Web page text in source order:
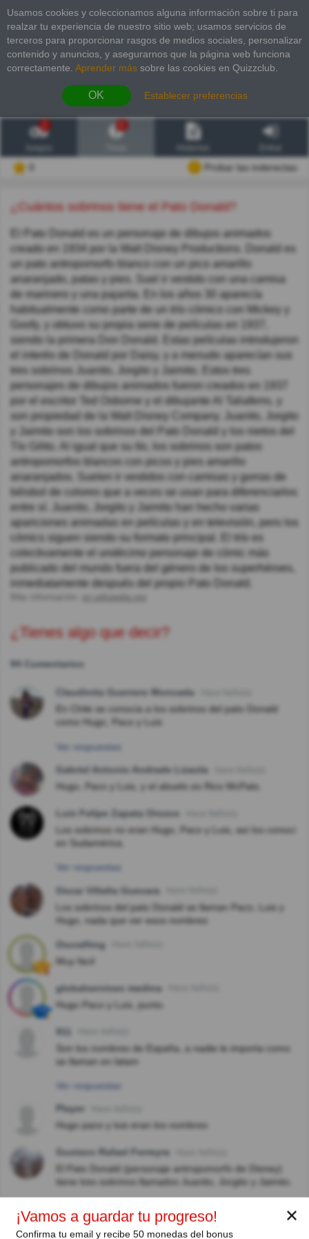
Usamos cookies y coleccionamos alguna información sobre ti para
realzar tu experiencia de nuestro sitio web; usamos servicios de
terceros para proporcionar rasgos de medios sociales, personalizar
contenido y anuncios, y asegurarnos que la página web funciona
correctamente. Aprender más sobre las cookies en Quizzclub.
OK Establecer preferencias
2
Probar las inderectas
¿Cuántos sobrinos tiene el Pato Donald?
El Pato Donald es un personaje de dibujos animados
creado en 1934 por la Walt Disney Productions. Donald es
un pato antropomorfo blanco con un pico amarillo
anaranjado, patas y pies. Suel ir vestido con una camisa
de marinero y una pajarita. En los años 30 aparecía
habitualmente como parte de un trío cómico con Mickey y
Goofy, y obtuvo su propia serie de películas en 1937,
siendo la primera Don Donald. Estas películas introdujeron
el interés de Donald por Daisy, y a menudo aparecían sus
tres sobrinos Juanito, Jorgito y Jaimito. Estos tres
personajes de dibujos animados fueron creados en 1937
por el escritor Ted Osborne y el dibujante Al Taliaferro, y
son propiedad de la Walt Disney Company. Juanito, Jorgito
y Jaimito son los sobrinos del Pato Donald y los nietos del
Tío Gilito. Al igual que su tío, los sobrinos son patos
antropomorfos blancos con picos y pies amarillo
anaranjados. Suelen ir vestidos con camisas y gorras de
béisbol de colores que a veces se usan para diferenciarlos
entre sí. Juanito, Jorgito y Jaimito han hecho varias
apariciones animadas en películas y en televisión, pero los
cómics siguen siendo su formato principal. El trío es
colectivamente el undécimo personaje de cómic más
publicado del mundo fuera del género de los superhéroes,
inmediatamente después del propio Pato Donald.
en.wikipedia.org
¿Tienes algo que decir?
94 Comentarios
Claudinita Guerrero Moncada
En Chile se conocía a los sobrinos del pato Donald
como Hugo, Paco y Luis
Ver respuestas
Gabriel Antonio Andrade Lizaola
Hugo, Paco y Luis, y el abuelo es Rico McPato.
Luis Felipe Zapata Orozco
Los sobrinos no eran Hugo, Paco y Luis, así los conocí
en Sudamérica.
Ver respuestas
Oscar Villalta Guevara
Los sobrinos del pato Donald se llaman Paco, Luis y
Hugo, nada que ver esos nombres
Oscrafting
Muy fácil
globalservices medina
Hugo Paco y Luis, punto.
Son los nombres de España, a nadie le importa como
se llaman en latam
Ver respuestas
Player
Hugo paco y luis eran los nombres
Gustavo Rafael Ferreyra
El Pato Donald (personaje antropomorfo de Disney)
tiene tres sobrinos llamados Juanito, Jorgito y Jaimito.
Bibi Hace 5año(s)
✕
¡Vamos a guardar tu progreso!
Confirma tu email y recibe 50 monedas del bonus